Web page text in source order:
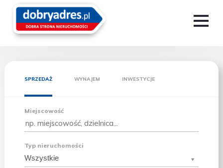
SPRZEDAŻ WYNAJEM INWESTYCJE
Miejscowość
Typ nieruchomości
Wszystkie